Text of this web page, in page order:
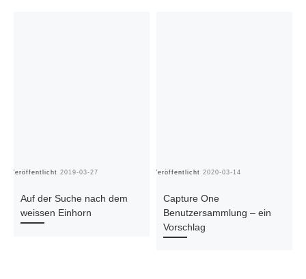
Veröffentlicht2019-03-27
Auf der Suche nach dem
weissen Einhorn
Veröffentlicht2020-03-14
Capture One
Benutzersammlung – ein
Vorschlag